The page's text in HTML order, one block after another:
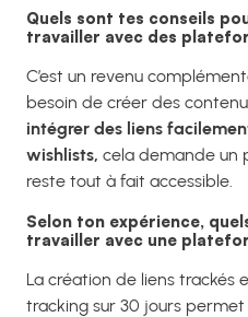
Quels sont tes conseils
travailler avec des
C’est un revenu
besoin de créer des
intégrer des liens
wishlists, cela demande un
reste tout à fait accessible.
Selon ton expérience,
travailler avec une
La création de liens trackés
tracking sur 30 jours